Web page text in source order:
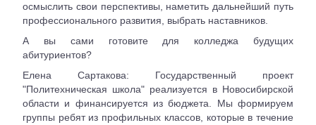
осмыслить свои перспективы, наметить дальнейший путь
профессионального развития, выбрать наставников.
А вы сами готовите для колледжа будущих
абитуриентов?
Елена Сартакова: Государственный проект
"Политехническая школа" реализуется в Новосибирской
области и финансируется из бюджета. Мы формируем
группы ребят из профильных классов, которые в течение